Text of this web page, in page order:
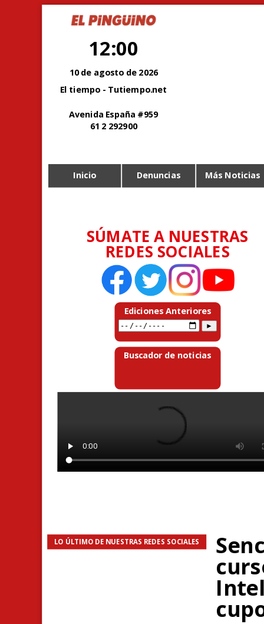
12:00
10 de agosto de 2026
El tiempo - Tutiempo.net
Avenida España #959
61 2 292900
Inicio Denuncias Más Noticias
SÚMATE A NUESTRAS
REDES SOCIALES
Ediciones Anteriores
Buscador de noticias
LO ÚLTIMO DE NUESTRAS REDES SOCIALES